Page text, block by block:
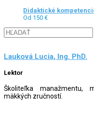
Didaktické
Od 150 €
Hľadať:
Lauková Lucia, Ing. PhD.
Lektor
Školiteľka manažmentu,
mäkkých zručností.